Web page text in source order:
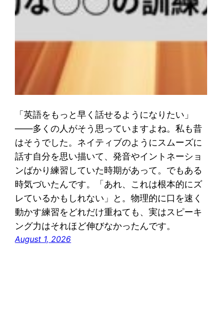
「英語をもっと早く話せるようになりたい」
——多くの人がそう思っていますよね。私も昔
はそうでした。ネイティブのようにスムーズに
話す自分を思い描いて、発音やイントネーショ
ンばかり練習していた時期があって。でもある
時気づいたんです。「あれ、これは根本的にズ
レているかもしれない」と。物理的に口を速く
動かす練習をどれだけ重ねても、実はスピーキ
ング力はそれほど伸びなかったんです。
August 1, 2026